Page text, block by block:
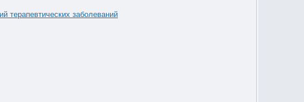
терапевтических заболеваний